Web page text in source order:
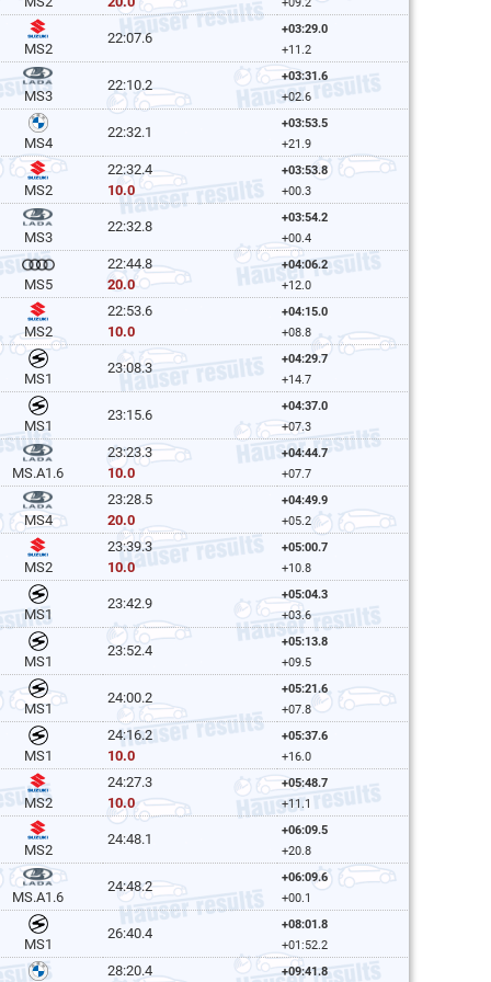
MS2
22:07.6
+03:29.0
+11.2
MS3
22:10.2
+03:31.6
+02.6
MS4
22:32.1
+03:53.5
+21.9
MS2
22:32.4
10.0
+03:53.8
+00.3
MS3
22:32.8
+03:54.2
+00.4
MS5
22:44.8
20.0
+04:06.2
+12.0
MS2
22:53.6
10.0
+04:15.0
+08.8
MS1
23:08.3
+04:29.7
+14.7
MS1
23:15.6
+04:37.0
+07.3
MS.A1.6
23:23.3
10.0
+04:44.7
+07.7
MS4
23:28.5
20.0
+04:49.9
+05.2
MS2
23:39.3
10.0
+05:00.7
+10.8
MS1
23:42.9
+05:04.3
+03.6
MS1
23:52.4
+05:13.8
+09.5
MS1
24:00.2
+05:21.6
+07.8
MS1
24:16.2
10.0
+05:37.6
+16.0
MS2
24:27.3
10.0
+05:48.7
+11.1
MS2
24:48.1
+06:09.5
+20.8
MS.A1.6
24:48.2
+06:09.6
+00.1
MS1
26:40.4
+08:01.8
+01:52.2
28:20.4 +09:41.8